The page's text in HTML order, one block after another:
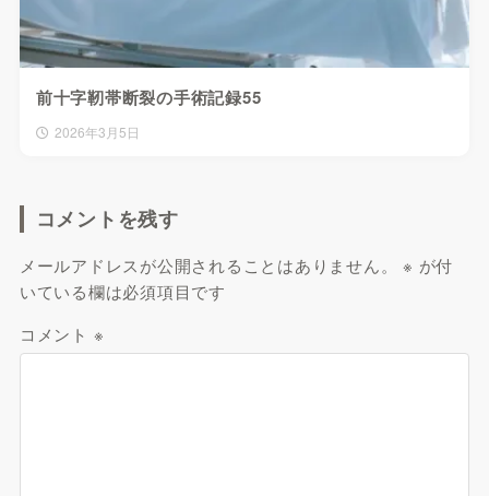
前十字靭帯断裂の手術記録55
2026年3月5日
コメントを残す
メールアドレスが公開されることはありません。 ※ が付
いている欄は必須項目です
コメント ※